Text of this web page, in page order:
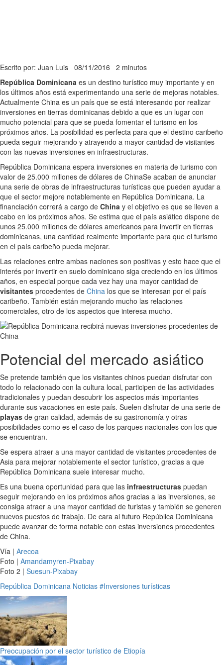
Escrito por: Juan Luis 08/11/2016 2 minutos
República Dominicana es un destino turístico muy importante y en
los últimos años está experimentando una serie de mejoras notables.
Actualmente China es un país que se está interesando por realizar
inversiones en tierras dominicanas debido a que es un lugar con
mucho potencial para que se pueda fomentar el turismo en los
próximos años. La posibilidad es perfecta para que el destino caribeño
pueda seguir mejorando y atrayendo a mayor cantidad de visitantes
con las nuevas inversiones en infraestructuras.
República Dominicana espera inversiones en materia de turismo con
valor de 25.000 millones de dólares de ChinaSe acaban de anunciar
una serie de obras de infraestructuras turísticas que pueden ayudar a
que el sector mejore notablemente en República Dominicana. La
financiación correrá a cargo de China y el objetivo es que se lleven a
cabo en los próximos años. Se estima que el país asiático dispone de
unos 25.000 millones de dólares americanos para invertir en tierras
dominicanas, una cantidad realmente importante para que el turismo
en el país caribeño pueda mejorar.
Las relaciones entre ambas naciones son positivas y esto hace que el
interés por invertir en suelo dominicano siga creciendo en los últimos
años, en especial porque cada vez hay una mayor cantidad de
visitantes procedentes de China los que se interesan por el país
caribeño. También están mejorando mucho las relaciones
comerciales, otro de los aspectos que interesa mucho.
Potencial del mercado asiático
Se pretende también que los visitantes chinos puedan disfrutar con
todo lo relacionado con la cultura local, participen de las actividades
tradicionales y puedan descubrir los aspectos más importantes
durante sus vacaciones en este país. Suelen disfrutar de una serie de
playas de gran calidad, además de su gastronomía y otras
posibilidades como es el caso de los parques nacionales con los que
se encuentran.
Se espera atraer a una mayor cantidad de visitantes procedentes de
Asia para mejorar notablemente el sector turístico, gracias a que
República Dominicana suele interesar mucho.
Es una buena oportunidad para que las infraestructuras puedan
seguir mejorando en los próximos años gracias a las inversiones, se
consiga atraer a una mayor cantidad de turistas y también se generen
nuevos puestos de trabajo. De cara al futuro República Dominicana
puede avanzar de forma notable con estas inversiones procedentes
de China.
Vía | Arecoa
Foto | Amandamyren-Pixabay
Foto 2 | Suesun-Pixabay
República Dominicana Noticias #Inversiones turísticas
Preocupación por el sector turístico de Etiopía